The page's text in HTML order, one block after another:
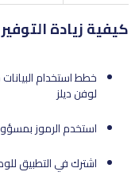
كيفية زيادة
خطط استخدام
لوفن ديلز
استخدم الرموز
اشترك في التطبيق